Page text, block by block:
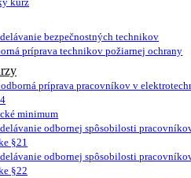
bezpečnostných technikov
príprava technikov požiarnej ochrany
príprava pracovníkov v
minimum
odbornej spôsobilosti
§21
odbornej spôsobilosti
§22